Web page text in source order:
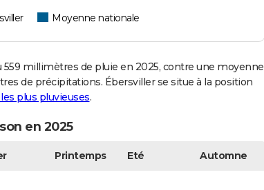
Moyenne nationale
millimètres de pluie en 2025, contre une moyenne
de précipitations. Ébersviller se situe à la position
plus pluvieuses.
en 2025
Printemps Eté Automne